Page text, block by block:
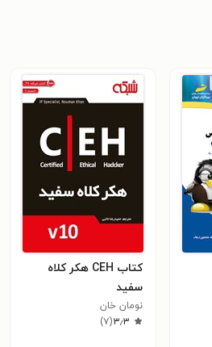
کتاب CEH هکر کلاه
سفید
نومان خان
۳٫۳(۷)